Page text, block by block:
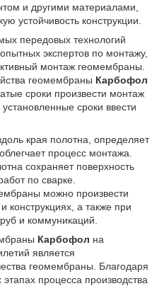
и другими материалами,
устойчивость конструкции.
передовых технологий
экспертов по монтажу,
монтаж геомембраны.
геомембраны Карбофол
сроки произвести монтаж
сроки ввести
края полотна, определяет
процесс монтажа.
сохраняет поверхность
по сварке.
можно произвести
конструкциях, а также при
и коммуникаций.
Карбофол на
является
геомембраны. Благодаря
процесса производства